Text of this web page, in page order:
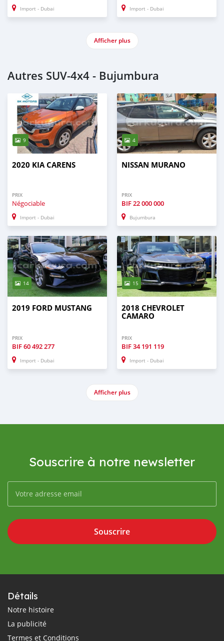
Import - Dubai Import - Dubai
Afficher plus
Autres SUV‒4x4 - Bujumbura
9
2020 KIA CARENS
PRIX
Négociable
Import - Dubai
4
NISSAN MURANO
PRIX
BIF22 000 000
Bujumbura
14
2019 FORD MUSTANG
PRIX
BIF60 492 277
Import - Dubai
15
2018 CHEVROLET
CAMARO
PRIX
BIF34 191 119
Import - Dubai
Afficher plus
Souscrire à notre newsletter
Souscrire
Détails
Notre histoire
La publicité
Termes et Conditions